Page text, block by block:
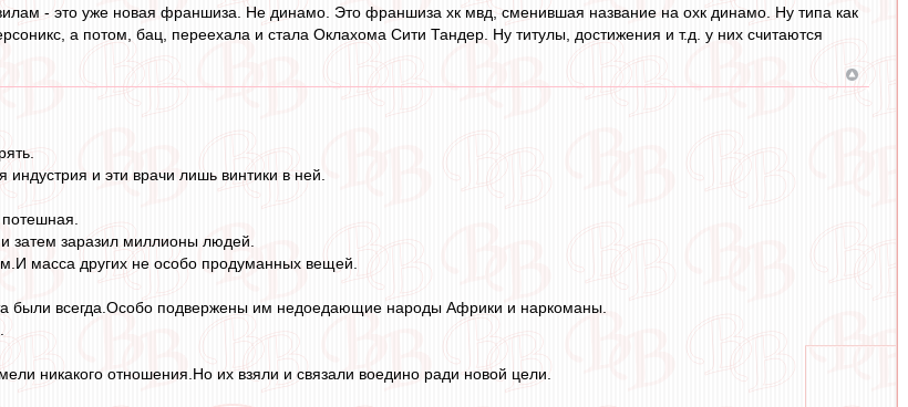
- это уже новая франшиза. Не динамо. Это франшиза хк мвд, сменившая название на охк динамо. Ну типа как
а потом, бац, переехала и стала Оклахома Сити Тандер. Ну титулы, достижения и т.д. у них считаются
и эти врачи лишь винтики в ней.
и затем заразил миллионы людей.
масса других не особо продуманных вещей.
были всегда.Особо подвержены им недоедающие народы Африки и наркоманы.
никакого отношения.Но их взяли и связали воедино ради новой цели.